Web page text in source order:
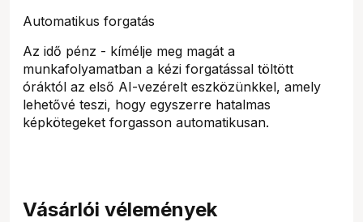
Automatikus forgatás
Az idő pénz - kímélje meg magát a
munkafolyamatban a kézi forgatással töltött
óráktól az első AI-vezérelt eszközünkkel, amely
lehetővé teszi, hogy egyszerre hatalmas
képkötegeket forgasson automatikusan.
Vásárlói vélemények